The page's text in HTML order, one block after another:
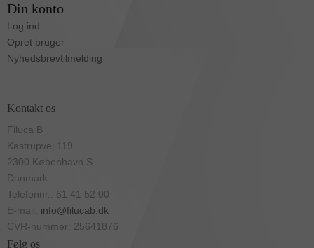
Din konto
Log ind
Opret bruger
Nyhedsbrevtilmelding
Kontakt os
Filuca B
Kastrupvej 119
2300 København S
Danmark
Telefonnr.: 61 41 52 00
E-mail: info@filucab.dk
CVR-nummer: 25641876
Følg os